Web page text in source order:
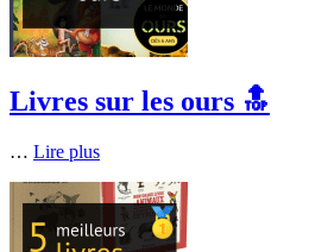
Livres sur les ours 🔝
… Lire plus